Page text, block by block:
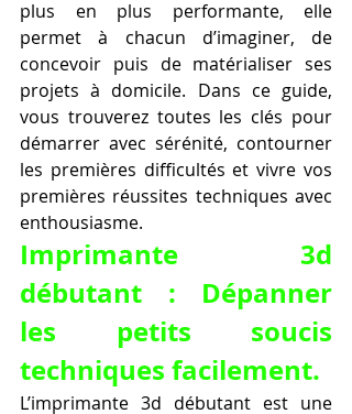
plus en plus performante, elle
permet à chacun d’imaginer, de
concevoir puis de matérialiser ses
projets à domicile. Dans ce guide,
vous trouverez toutes les clés pour
démarrer avec sérénité, contourner
les premières difficultés et vivre vos
premières réussites techniques avec
enthousiasme.
Imprimante 3d
débutant : Dépanner
les petits soucis
techniques facilement.
L’imprimante 3d débutant est une